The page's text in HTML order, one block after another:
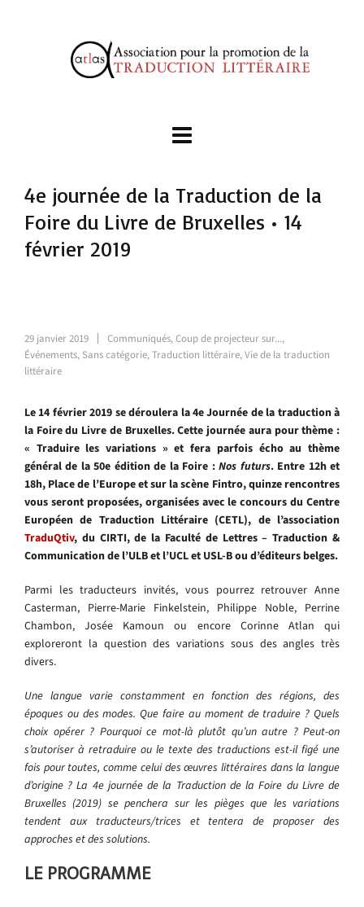
4e journée de la Traduction de la
Foire du Livre de Bruxelles • 14
février 2019
29 janvier 2019 Communiqués,Coup de projecteur sur...,
Événements, Sans catégorie,Traduction littéraire,Vie de la traduction
littéraire
Le 14 février 2019 se déroulera la 4e Journée de la traduction à
la Foire du Livre de Bruxelles. Cette journée aura pour thème :
« Traduire les variations » et fera parfois écho au thème
général de la 50e édition de la Foire :Nos futurs. Entre 12h et
18h, Place de l’Europe et sur la scène Fintro, quinze rencontres
vous seront proposées, organisées avec le concours du Centre
Européen de Traduction Littéraire (CETL), de l’association
TraduQtiv, du CIRTI, de la Faculté de Lettres – Traduction &
Communication de l’ULB et l’UCL et USL-B ou d’éditeurs belges.
Parmi les traducteurs invités, vous pourrez retrouver Anne
Casterman, Pierre-Marie Finkelstein, Philippe Noble, Perrine
Chambon, Josée Kamoun ou encore Corinne Atlan qui
exploreront la question des variations sous des angles très
divers.
Une langue varie constamment en fonction des régions, des
époques ou des modes. Que faire au moment de traduire ? Quels
choix opérer ? Pourquoi ce mot-là plutôt qu’un autre ? Peut-on
s’autoriser à retraduire ou le texte des traductions est-il figé une
fois pour toutes, comme celui des œuvres littéraires dans la langue
d’origine ? La 4e journée de la Traduction de la Foire du Livre de
Bruxelles (2019) se penchera sur les pièges que les variations
tendent aux traducteurs/trices et tentera de proposer des
approches et des solutions.
LE PROGRAMME